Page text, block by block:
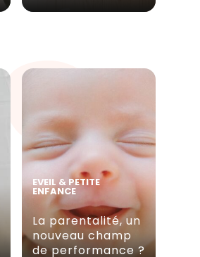
EVEIL & PETITE
ENFANCE
La parentalité, un
nouveau champ
de performance ?